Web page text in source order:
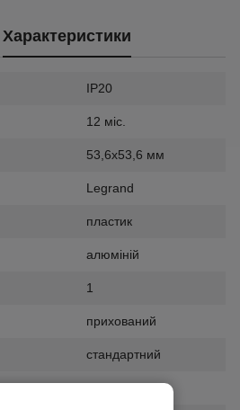
Характеристики
IP20
12 міс.
53,6х53,6 мм
Legrand
пластик
алюміній
1
прихований
стандартний
Так